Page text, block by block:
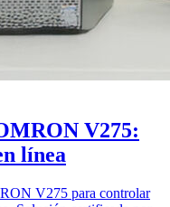
V275:
línea
V275 para controlar